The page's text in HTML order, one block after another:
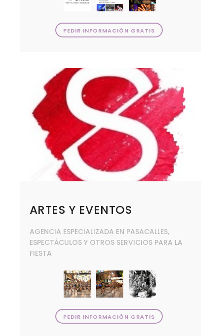
PEDIR INFORMACIÓN GRATIS
ARTES Y EVENTOS
AGENCIA ESPECIALIZADA EN PASACALLES,
ESPECTÁCULOS Y OTROS SERVICIOS PARA LA
FIESTA
PEDIR INFORMACIÓN GRATIS